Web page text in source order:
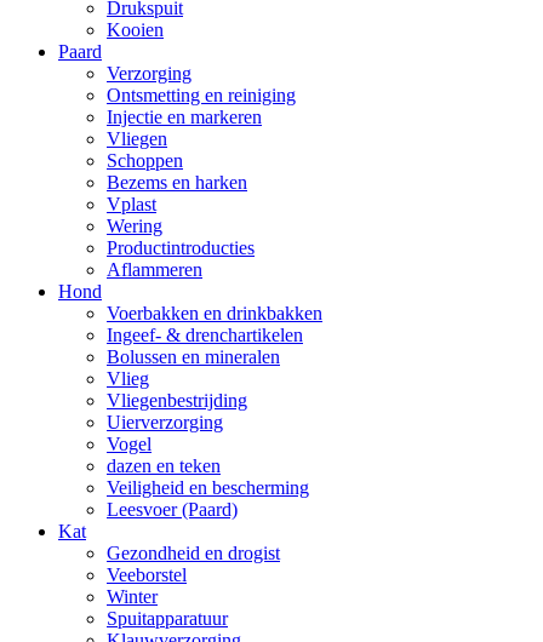
Drukspuit
Kooien
Paard
Verzorging
Ontsmetting en reiniging
Injectie en markeren
Vliegen
Schoppen
Bezems en harken
Vplast
Wering
Productintroducties
Aflammeren
Hond
Voerbakken en drinkbakken
Ingeef- & drenchartikelen
Bolussen en mineralen
Vlieg
Vliegenbestrijding
Uierverzorging
Vogel
dazen en teken
Veiligheid en bescherming
Leesvoer (Paard)
Kat
Gezondheid en drogist
Veeborstel
Winter
Spuitapparatuur